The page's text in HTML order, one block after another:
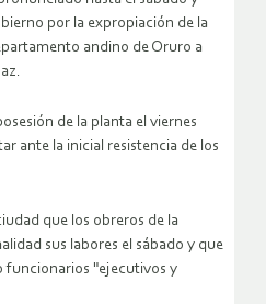
por la expropiación de la
andino de Oruro a
de la planta el viernes
ante la inicial resistencia de los
que los obreros de la
sus labores el sábado y que
funcionarios "ejecutivos y